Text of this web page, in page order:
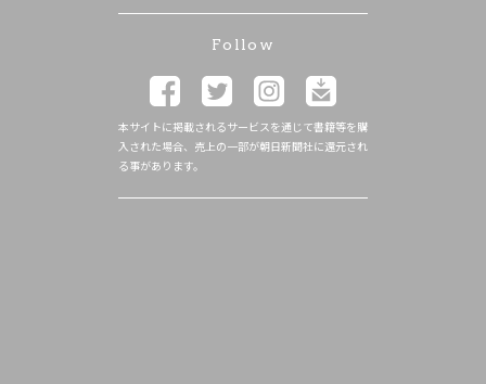
Follow
本サイトに掲載されるサービスを通じて書籍等を購
入された場合、売上の一部が朝日新聞社に還元され
る事があります。